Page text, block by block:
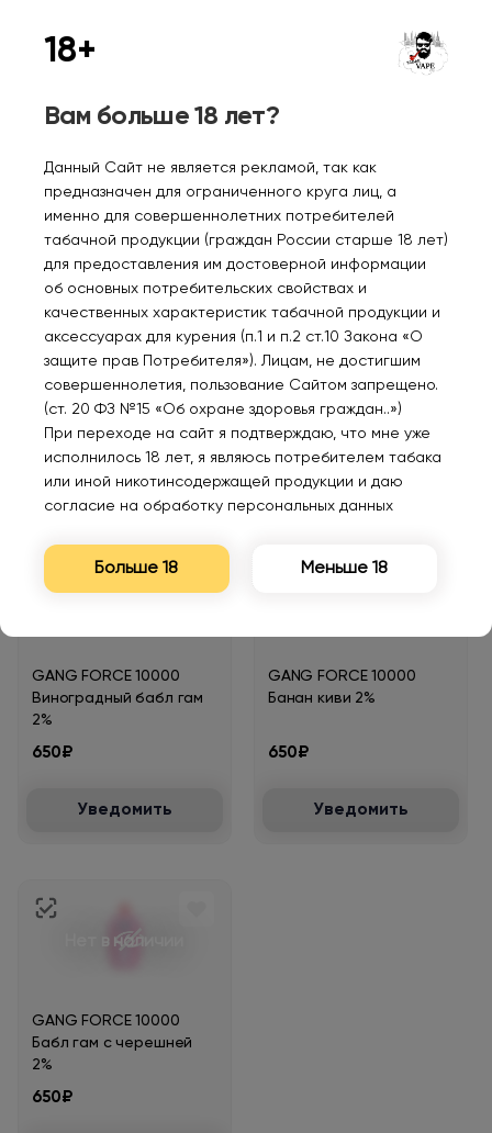
650₽
Уведомить
Нет в наличии
GANG FORCE 10000
Вишневый спрайт 2%
650₽
Уведомить
Нет в наличии
GANG FORCE 10000
Вишневый мохито 2%
650₽
Уведомить
Нет в наличии
GANG FORCE 10000
Виноградный бабл гам
2%
650₽
Уведомить
GANG FORCE 10000
Банан киви 2%
650₽
Уведомить
Нет в наличии
GANG FORCE 10000
Бабл гам с черешней
2%
650₽
18+
Вам больше 18 лет?
Данный Сайт не является рекламой, так как
предназначен для ограниченного круга лиц, а
именно для совершеннолетних потребителей
табачной продукции (граждан России старше 18 лет)
для предоставления им достоверной информации
об основных потребительских свойствах и
качественных характеристик табачной продукции и
аксессуарах для курения (п.1 и п.2 ст.10 Закона «О
защите прав Потребителя»). Лицам, не достигшим
совершеннолетия, пользование Сайтом запрещено.
(ст. 20 ФЗ №15 «Об охране здоровья граждан..»)
При переходе на сайт я подтверждаю, что мне уже
исполнилось 18 лет, я являюсь потребителем табака
или иной никотинсодержащей продукции и даю
согласие на обработку персональных данных
Больше 18 Меньше 18